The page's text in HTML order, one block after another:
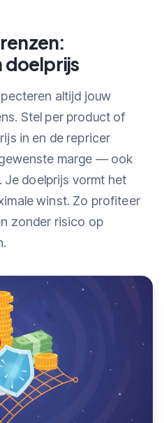
doelprijs
altijd jouw
Stel per product of
in en de repricer
marge — ook
Je doelprijs vormt het
winst. Zo profiteer
zonder risico op